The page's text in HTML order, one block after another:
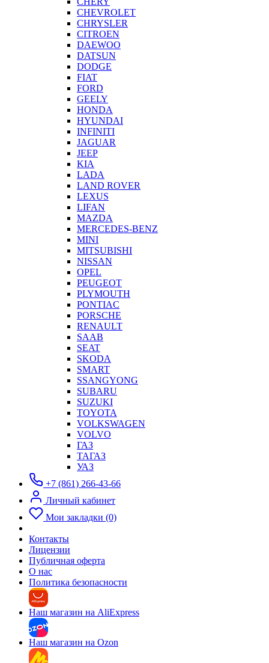
CHEVROLET
CHRYSLER
CITROEN
DAEWOO
DATSUN
DODGE
FIAT
FORD
GEELY
HONDA
HYUNDAI
INFINITI
JAGUAR
JEEP
KIA
LADA
LAND ROVER
LEXUS
LIFAN
MAZDA
MERCEDES-BENZ
MINI
MITSUBISHI
NISSAN
OPEL
PEUGEOT
PLYMOUTH
PONTIAC
PORSCHE
RENAULT
SAAB
SEAT
SKODA
SMART
SSANGYONG
SUBARU
SUZUKI
TOYOTA
VOLKSWAGEN
VOLVO
ГАЗ
ТАГАЗ
УАЗ
+7 (861) 266-43-66
Личный кабинет
Мои закладки (0)
Контакты
Лицензии
Публичная оферта
О нас
Политика безопасности
Наш магазин на AliExpress
Наш магазин на Ozon